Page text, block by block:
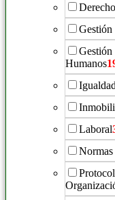
Gestión
Humanos
Laboral